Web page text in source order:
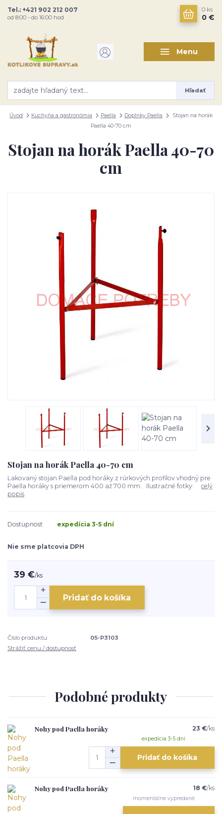
Menu
Hľadať
Tel.: +421 902 212 007
od 8:00 - do 16:00 hod
0 ks
0 €
Úvod Kuchyňa a gastronómia Paella Doplnky Paella
Stojan na horák
Paella 40-70 cm
Stojan na horák Paella 40-70
cm
Stojan na horák Paella 40-70 cm
Lakovaný stojan Paella pod horáky z rúrkových profilov vhodný pre
Paella horáky s priemerom 400 až 700 mm. Ilustračné fotky: celý
popis
Dostupnosť expedícia 3-5 dní
Nie sme platcovia DPH
39 €/ks
Pridať do košíka
Číslo produktu:
05-P3103
Strážiť cenu / dostupnosť
Podobné produkty
Nohy pod Paella horáky 23 €/ks
expedícia 3-5 dní
Pridať do košíka
Nohy pod Paella horáky 18 €/ks
momentálne vypredané